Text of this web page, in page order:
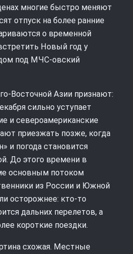
многие быстро меняют
отпуск на более ранние
о временной
Новый год у
под МЧС‑овский
Азии признают:
сильно уступает
и североамериканские
приезжать позже, когда
и погода становится
До этого времени в
основным потоком
из России и Южной
осторожнее: кто‑то
дальних перелетов, а
короткие поездки.
схожая. Местные